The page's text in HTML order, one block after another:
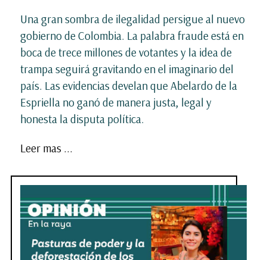
Una gran sombra de ilegalidad persigue al nuevo
gobierno de Colombia. La palabra fraude está en
boca de trece millones de votantes y la idea de
trampa seguirá gravitando en el imaginario del
país. Las evidencias develan que Abelardo de la
Espriella no ganó de manera justa, legal y
honesta la disputa política.
Leer mas ...